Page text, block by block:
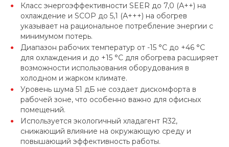
Класс энергоэффективности SEER до 7,0 (А++) на
охлаждение и SCOP до 5,1 (А+++) на обогрев
указывает на рациональное потребление энергии с
минимумом потерь.
Диапазон рабочих температур от -15 °C до +46 °C
для охлаждения и до +15 °C для обогрева расширяет
возможности использования оборудования в
холодном и жарком климате.
Уровень шума 51 дБ не создает дискомфорта в
рабочей зоне, что особенно важно для офисных
помещений.
Используется экологичный хладагент R32,
снижающий влияние на окружающую среду и
повышающий эффективность работы.